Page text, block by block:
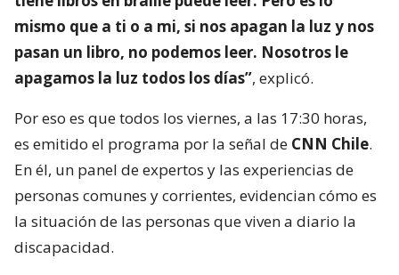
mismo que a ti o a mi, si nos apagan la luz y nos
pasan un libro, no podemos leer. Nosotros le
apagamos la luz todos los días”, explicó.
Por eso es que todos los viernes, a las 17:30 horas,
es emitido el programa por la señal de CNN Chile.
En él, un panel de expertos y las experiencias de
personas comunes y corrientes, evidencian cómo es
la situación de las personas que viven a diario la
discapacidad.